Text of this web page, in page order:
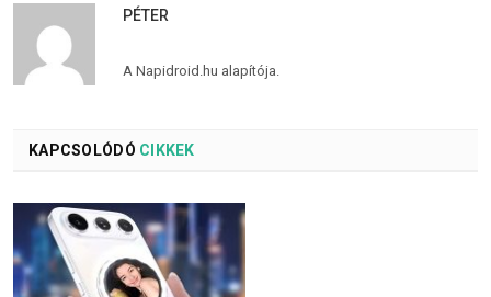
PÉTER
A Napidroid.hu alapítója.
KAPCSOLÓDÓ CIKKEK